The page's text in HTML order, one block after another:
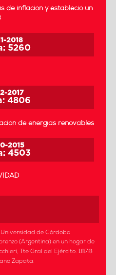
de inflación y estableció un
2018
5260
2017
4806
de energías renovables
2015
4503
de Córdoba
(Argentina) en un hogar de
Tte Gral del Ejército. 1878:
Zapata.